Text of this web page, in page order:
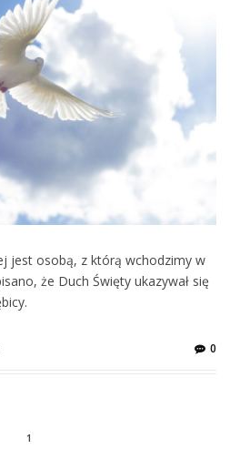
jest osobą, z którą wchodzimy w
że Duch Święty ukazywał się
0
1